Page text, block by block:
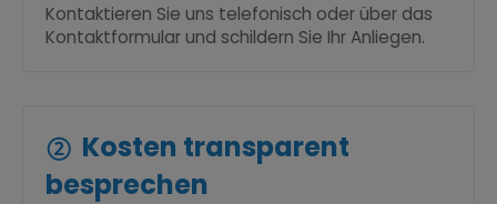
Kontaktieren Sie uns telefonisch oder über das
Kontaktformular und schildern Sie Ihr Anliegen.
Kosten transparent
besprechen